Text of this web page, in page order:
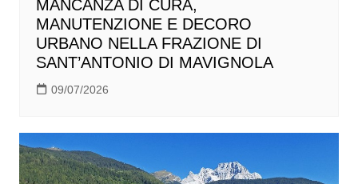
MANCANZA DI CURA,
MANUTENZIONE E DECORO
URBANO NELLA FRAZIONE DI
SANT’ANTONIO DI MAVIGNOLA
09/07/2026